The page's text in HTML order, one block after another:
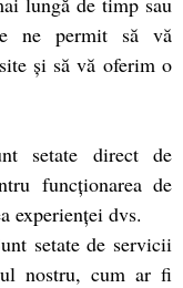
ne permit să vă
și să vă oferim o
setate direct de
funcționarea de
experienței dvs.
setate de servicii
nostru, cum ar fi